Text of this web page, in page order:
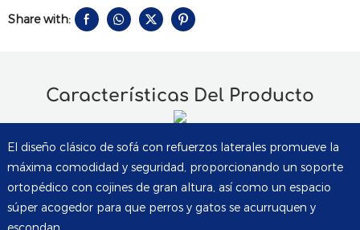
Share with:
Características Del Producto
El diseño clásico de sofá con refuerzos laterales promueve la
máxima comodidad y seguridad, proporcionando un soporte
ortopédico con cojines de gran altura, así como un espacio
súper acogedor para que perros y gatos se acurruquen y